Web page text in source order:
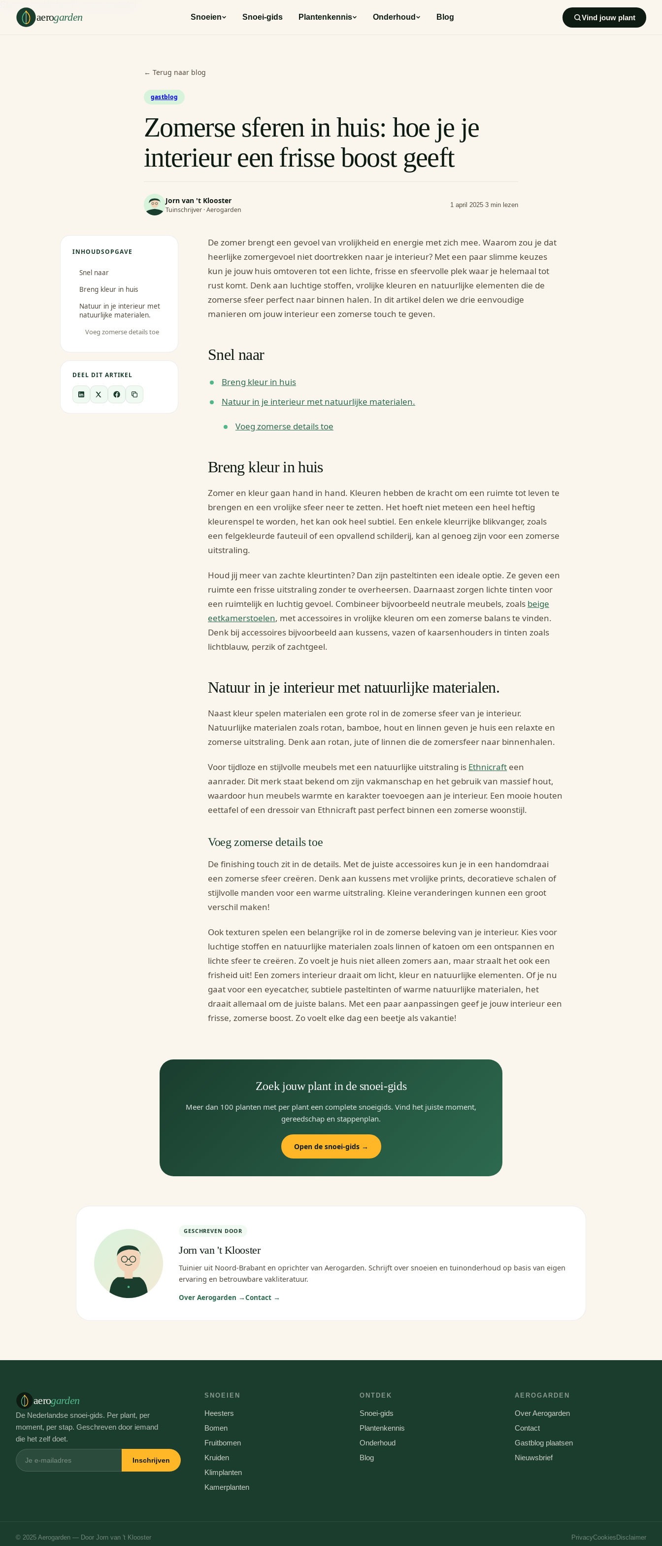
aerogarden Snoeien Snoei-gids Plantenkennis Onderhoud Blog Vind jouw plant
← Terug naar blog
gastblog
Zomerse sferen in huis: hoe je je
interieur een frisse boost geeft
Jorn van 't Klooster
Tuinschrijver · Aerogarden
1 april 2025·3 min lezen
INHOUDSOPGAVE
Snel naar
Breng kleur in huis
Natuur in je interieur met
natuurlijke materialen.
Voeg zomerse details toe
DEEL DIT ARTIKEL
De zomer brengt een gevoel van vrolijkheid en energie met zich mee. Waarom zou je dat
heerlijke zomergevoel niet doortrekken naar je interieur? Met een paar slimme keuzes
kun je jouw huis omtoveren tot een lichte, frisse en sfeervolle plek waar je helemaal tot
rust komt. Denk aan luchtige stoffen, vrolijke kleuren en natuurlijke elementen die de
zomerse sfeer perfect naar binnen halen. In dit artikel delen we drie eenvoudige
manieren om jouw interieur een zomerse touch te geven.
Snel naar
Breng kleur in huis
Natuur in je interieur met natuurlijke materialen.
Voeg zomerse details toe
Breng kleur in huis
Zomer en kleur gaan hand in hand. Kleuren hebben de kracht om een ruimte tot leven te
brengen en een vrolijke sfeer neer te zetten. Het hoeft niet meteen een heel heftig
kleurenspel te worden, het kan ook heel subtiel. Een enkele kleurrijke blikvanger, zoals
een felgekleurde fauteuil of een opvallend schilderij, kan al genoeg zijn voor een zomerse
uitstraling.
Houd jij meer van zachte kleurtinten? Dan zijn pasteltinten een ideale optie. Ze geven een
ruimte een frisse uitstraling zonder te overheersen. Daarnaast zorgen lichte tinten voor
een ruimtelijk en luchtig gevoel. Combineer bijvoorbeeld neutrale meubels, zoals beige
eetkamerstoelen, met accessoires in vrolijke kleuren om een zomerse balans te vinden.
Denk bij accessoires bijvoorbeeld aan kussens, vazen of kaarsenhouders in tinten zoals
lichtblauw, perzik of zachtgeel.
Natuur in je interieur met natuurlijke materialen.
Naast kleur spelen materialen een grote rol in de zomerse sfeer van je interieur.
Natuurlijke materialen zoals rotan, bamboe, hout en linnen geven je huis een relaxte en
zomerse uitstraling. Denk aan rotan, jute of linnen die de zomersfeer naar binnenhalen.
Voor tijdloze en stijlvolle meubels met een natuurlijke uitstraling is Ethnicraft een
aanrader. Dit merk staat bekend om zijn vakmanschap en het gebruik van massief hout,
waardoor hun meubels warmte en karakter toevoegen aan je interieur. Een mooie houten
eettafel of een dressoir van Ethnicraft past perfect binnen een zomerse woonstijl.
Voeg zomerse details toe
De finishing touch zit in de details. Met de juiste accessoires kun je in een handomdraai
een zomerse sfeer creëren. Denk aan kussens met vrolijke prints, decoratieve schalen of
stijlvolle manden voor een warme uitstraling. Kleine veranderingen kunnen een groot
verschil maken!
Ook texturen spelen een belangrijke rol in de zomerse beleving van je interieur. Kies voor
luchtige stoffen en natuurlijke materialen zoals linnen of katoen om een ontspannen en
lichte sfeer te creëren. Zo voelt je huis niet alleen zomers aan, maar straalt het ook een
frisheid uit! Een zomers interieur draait om licht, kleur en natuurlijke elementen. Of je nu
gaat voor een eyecatcher, subtiele pasteltinten of warme natuurlijke materialen, het
draait allemaal om de juiste balans. Met een paar aanpassingen geef je jouw interieur een
frisse, zomerse boost. Zo voelt elke dag een beetje als vakantie!
Zoek jouw plant in de snoei-gids
Meer dan 100 planten met per plant een complete snoeigids. Vind het juiste moment,
gereedschap en stappenplan.
Open de snoei-gids →
GESCHREVEN DOOR
Jorn van 't Klooster
Tuinier uit Noord-Brabant en oprichter van Aerogarden. Schrijft over snoeien en tuinonderhoud op basis van eigen
ervaring en betrouwbare vakliteratuur.
Over Aerogarden →Contact →
aerogarden
De Nederlandse snoei-gids. Per plant, per
moment, per stap. Geschreven door iemand
die het zelf doet.
Inschrijven
SNOEIEN
Heesters
Bomen
Fruitbomen
Kruiden
Klimplanten
Kamerplanten
ONTDEK
Snoei-gids
Plantenkennis
Onderhoud
Blog
AEROGARDEN
Over Aerogarden
Contact
Gastblog plaatsen
Nieuwsbrief
© 2025 Aerogarden — Door Jorn van 't Klooster PrivacyCookies Disclaimer